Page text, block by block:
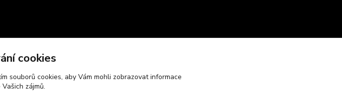
cookies
souborů cookies, aby Vám mohli zobrazovat informace
zájmů.